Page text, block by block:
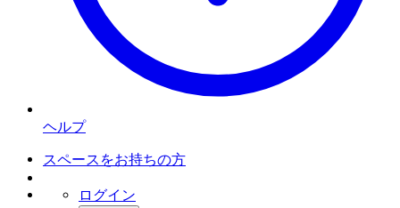
ヘルプ
スペースをお持ちの方
ログイン